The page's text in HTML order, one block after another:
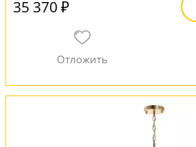
35 370 ₽